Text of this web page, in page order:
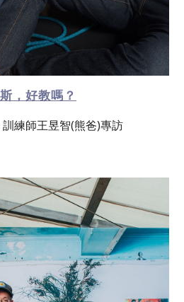
，好教嗎？
練師王昱智(熊爸)專訪